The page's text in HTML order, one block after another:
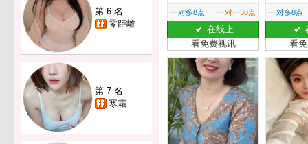
第 6 名
零距離
第 7 名
寒霜
一对多8点 一对一30点
在线上
看免费视讯
一对多8点
看